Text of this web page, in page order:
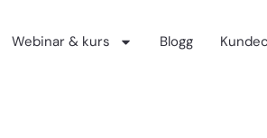
Webinar & kurs Blogg